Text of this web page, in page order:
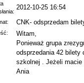
2012-10-25 16:54
CNK- odsprzedam
Witam,
Ponieważ grupa
odsprzedania 42 bilety
szkolnej . Jeżeli macie
Ania